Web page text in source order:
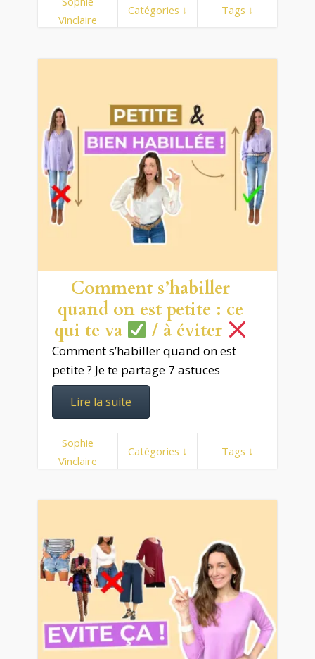
Vinclaire
Catégories ↓ Tags ↓
Comment s’habiller
quand on est petite : ce
qui te va
/ à éviter
Comment s’habiller quand on est
petite ? Je te partage 7 astuces
Lire la suite
Sophie
Vinclaire
Catégories ↓ Tags ↓